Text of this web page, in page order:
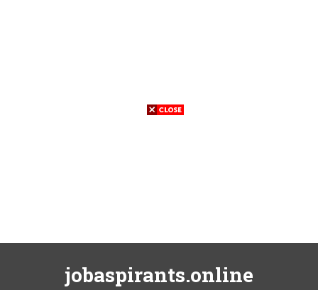
jobaspirants.online